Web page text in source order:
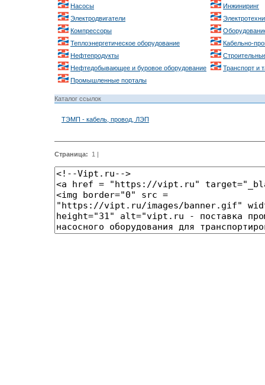
Насосы
Электродвигатели
Компрессоры
Теплоэнергетическое оборудование
Нефтепродукты
Нефтедобывающее и буровое оборудование
Промышленные порталы
Инжиниринг
Кабельно-
Транспорт и
Каталог ссылок
ТЭМП - кабель, провод, ЛЭП
Страница: 1 |